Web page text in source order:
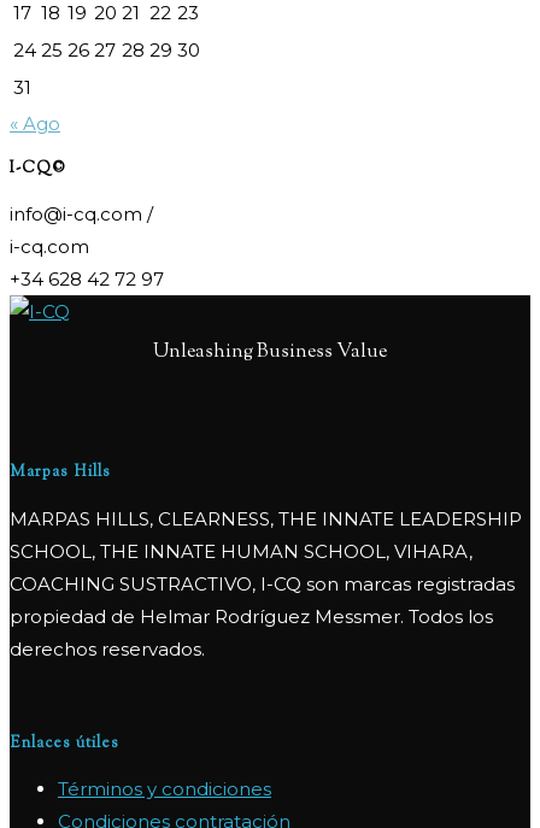
17 18 19 20 21 22 23
24 25 26 27 28 29 30
31
« Ago
I-CQ©
info@i-cq.com /
i-cq.com
+34 628 42 72 97
Unleashing Business Value
Marpas Hills
MARPAS HILLS, CLEARNESS, THE INNATE LEADERSHIP
SCHOOL, THE INNATE HUMAN SCHOOL, VIHARA,
COACHING SUSTRACTIVO, I-CQ son marcas registradas
propiedad de Helmar Rodríguez Messmer. Todos los
derechos reservados.
Enlaces útiles
Términos y condiciones
Condiciones contratación